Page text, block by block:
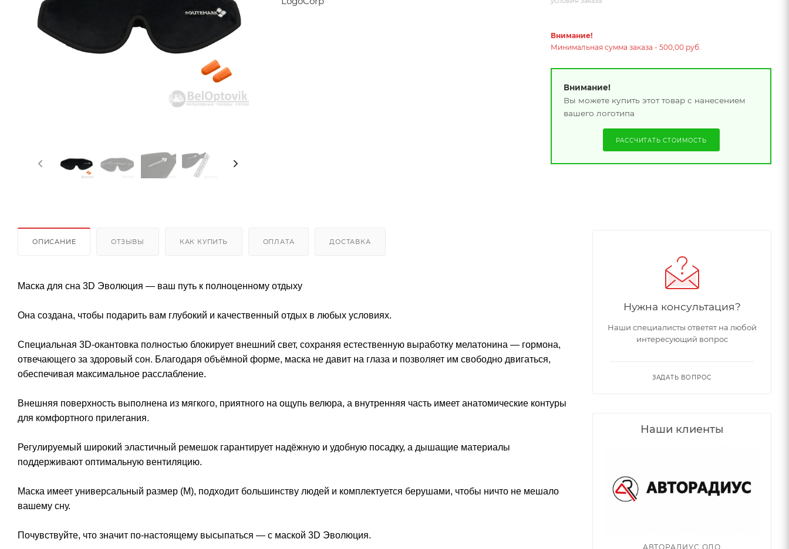
Внимание!
Минимальная сумма заказа - 500,00 руб.
Внимание!
Вы можете купить этот товар с нанесением
вашего логотипа
РАССЧИТАТЬ СТОИМОСТЬ
ОПИСАНИЕ ОТЗЫВЫ КАК КУПИТЬ ОПЛАТА ДОСТАВКА
Маска для сна 3D Эволюция — ваш путь к полноценному отдыху
Она создана, чтобы подарить вам глубокий и качественный отдых в любых условиях.
Специальная 3D-окантовка полностью блокирует внешний свет, сохраняя естественную выработку мелатонина — гормона,
отвечающего за здоровый сон. Благодаря объёмной форме, маска не давит на глаза и позволяет им свободно двигаться,
обеспечивая максимальное расслабление.
Внешняя поверхность выполнена из мягкого, приятного на ощупь велюра, а внутренняя часть имеет анатомические контуры
для комфортного прилегания.
Регулируемый широкий эластичный ремешок гарантирует надёжную и удобную посадку, а дышащие материалы
поддерживают оптимальную вентиляцию.
Маска имеет универсальный размер (M), подходит большинству людей и комплектуется берушами, чтобы ничто не мешало
вашему сну.
Почувствуйте, что значит по-настоящему высыпаться — с маской 3D Эволюция.
Нужна консультация?
Наши специалисты ответят на любой
интересующий вопрос
ЗАДАТЬ ВОПРОС
Наши клиенты
АВТОРАДИУС ОДО